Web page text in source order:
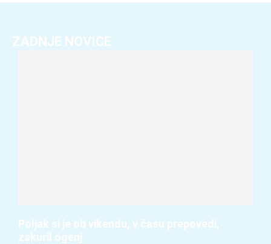
ZADNJE NOVICE
Poljak si je ob vikendu, v času prepovedi,
zakuril ogenj